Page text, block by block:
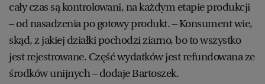
cały czas są kontrolowani, na każdym etapie produkcji
– od nasadzenia po gotowy produkt. – Konsument wie,
skąd, z jakiej działki pochodzi ziarno, bo to wszystko
jest rejestrowane. Część wydatków jest refundowana ze
środków unijnych – dodaje Bartoszek.